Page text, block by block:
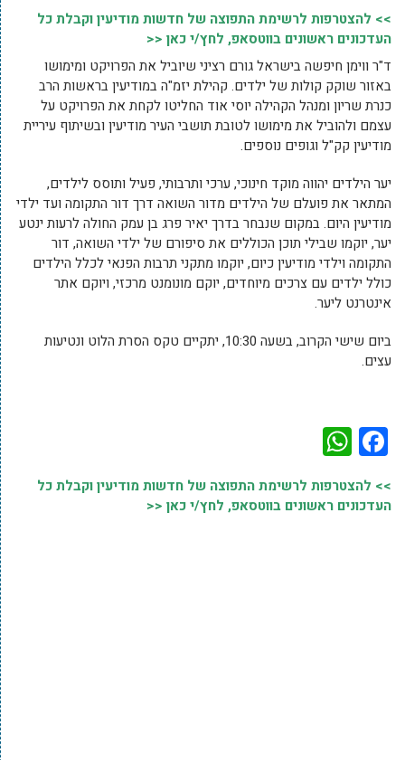
>> להצטרפות לרשימת התפוצה של חדשות מודיעין וקבלת כל
העדכונים ראשונים בווטסאפ, לחץ/י כאן <<
ד"ר ווימן חיפשה בישראל גורם רציני שיוביל את הפרויקט ומימושו
באזור שוקק קולות של ילדים. קהילת יזמ"ה במודיעין בראשות הרב
כנרת שריון ומנהל הקהילה יוסי אוד החליטו לקחת את הפרויקט על
עצמם ולהוביל את מימושו לטובת תושבי העיר מודיעין ובשיתוף עיריית
מודיעין קק"ל וגופים נוספים.
יער הילדים יהווה מוקד חינוכי, ערכי ותרבותי, פעיל ותוסס לילדים,
המתאר את פועלם של הילדים מדור השואה דרך דור התקומה ועד ילדי
מודיעין היום. במקום שנבחר בדרך יאיר פרג בן עמק החולה לרעות ינטע
יער, יוקמו שבילי תוכן הכוללים את סיפורם של ילדי השואה, דור
התקומה וילדי מודיעין כיום, יוקמו מתקני תרבות הפנאי לכלל הילדים
כולל ילדים עם צרכים מיוחדים, יוקם מונומנט מרכזי, ויוקם אתר
אינטרנט ליער.
ביום שישי הקרוב, בשעה 10:30, יתקיים טקס הסרת הלוט ונטיעות
עצים.
Facebook
>> להצטרפות לרשימת התפוצה של חדשות מודיעין וקבלת כל
העדכונים ראשונים בווטסאפ, לחץ/י כאן <<